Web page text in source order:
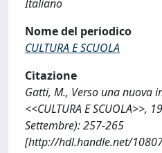
Italiano
Nome del periodico
CULTURA E SCUOLA
Citazione
Gatti, M., Verso una nuova
<<CULTURA E SCUOLA>>,
Settembre): 257-265
[http://hdl.handle.net/